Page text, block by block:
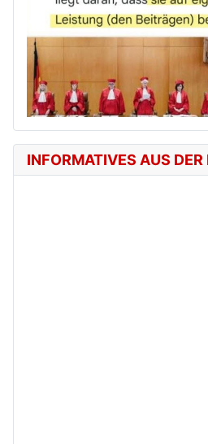
INFORMATIVES AUS DER